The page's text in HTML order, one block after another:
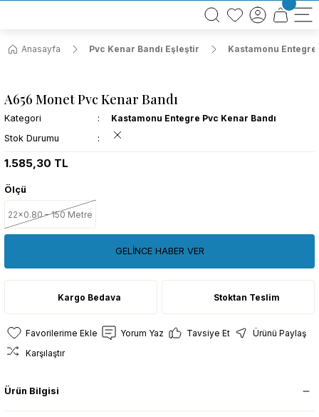
BÜTÜN ALIŞVERİŞLERİNİZDE KARGO BEDAVA!
TÜRKİYE GENELİNDE 10.000 MÜŞTERİ REFERANSI
Anasayfa
Pvc Kenar Bandı Eşleştir Kastamonu Entegre
A656 Monet Pvc Kenar Bandı
Kategori
Kastamonu Entegre Pvc Kenar Bandı
Stok Durumu
1.585,30 TL
Ölçü
22x0.80 – 150 Metre
GELİNCE HABER VER
Kargo Bedava Stoktan Teslim
Yorum Yaz Tavsiye Et
Ürünü Paylaş
Karşılaştır
Ürün Bilgisi